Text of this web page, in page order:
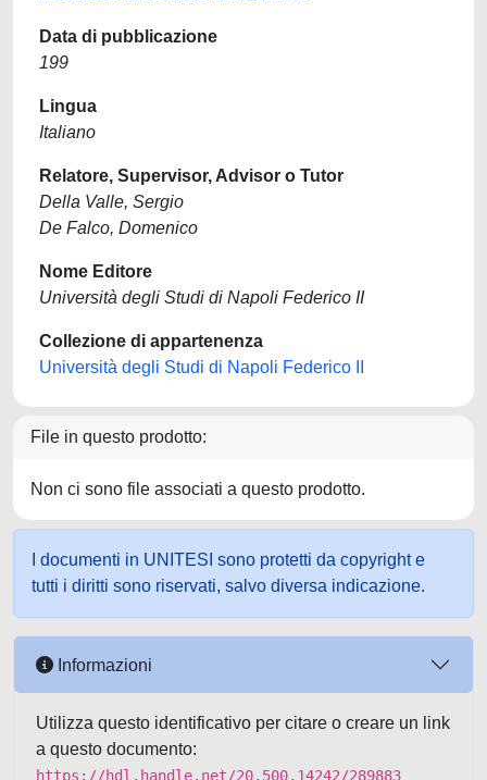
Data di pubblicazione
199
Lingua
Italiano
Relatore, Supervisor, Advisor o Tutor
Della Valle, Sergio
De Falco, Domenico
Nome Editore
Università degli Studi di Napoli Federico II
Collezione di appartenenza
Università degli Studi di Napoli Federico II
File in questo prodotto:
Non ci sono file associati a questo prodotto.
I documenti in UNITESI sono protetti da copyright e
tutti i diritti sono riservati, salvo diversa indicazione.
Informazioni
Utilizza questo identificativo per citare o creare un link
a questo documento:
https://hdl.handle.net/20.500.14242/289883